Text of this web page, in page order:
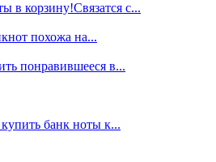
в корзину!Связатся с...
похожа на...
понравившееся в...
банк ноты к...